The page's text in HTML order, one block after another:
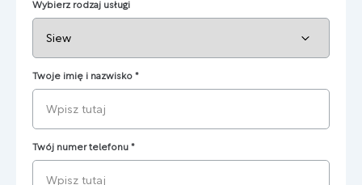
Wybierz rodzaj usługi
Twoje imię i nazwisko *
Twój numer telefonu *